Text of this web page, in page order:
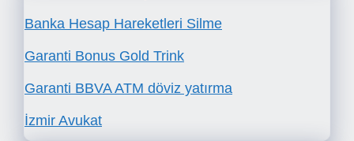
Banka Hesap Hareketleri Silme
Garanti Bonus Gold Trink
Garanti BBVA ATM döviz yatırma
İzmir Avukat